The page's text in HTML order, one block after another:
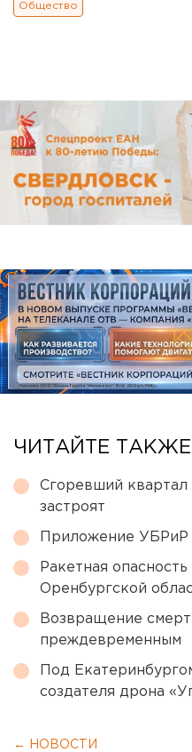
Общество
ЧИТАЙТЕ
Сгоревший
застроят
Приложение УБРиР
Ракетная
Оренбургской
Возвращение
преждевременным
Под
создателя дрона
← НОВОСТИ